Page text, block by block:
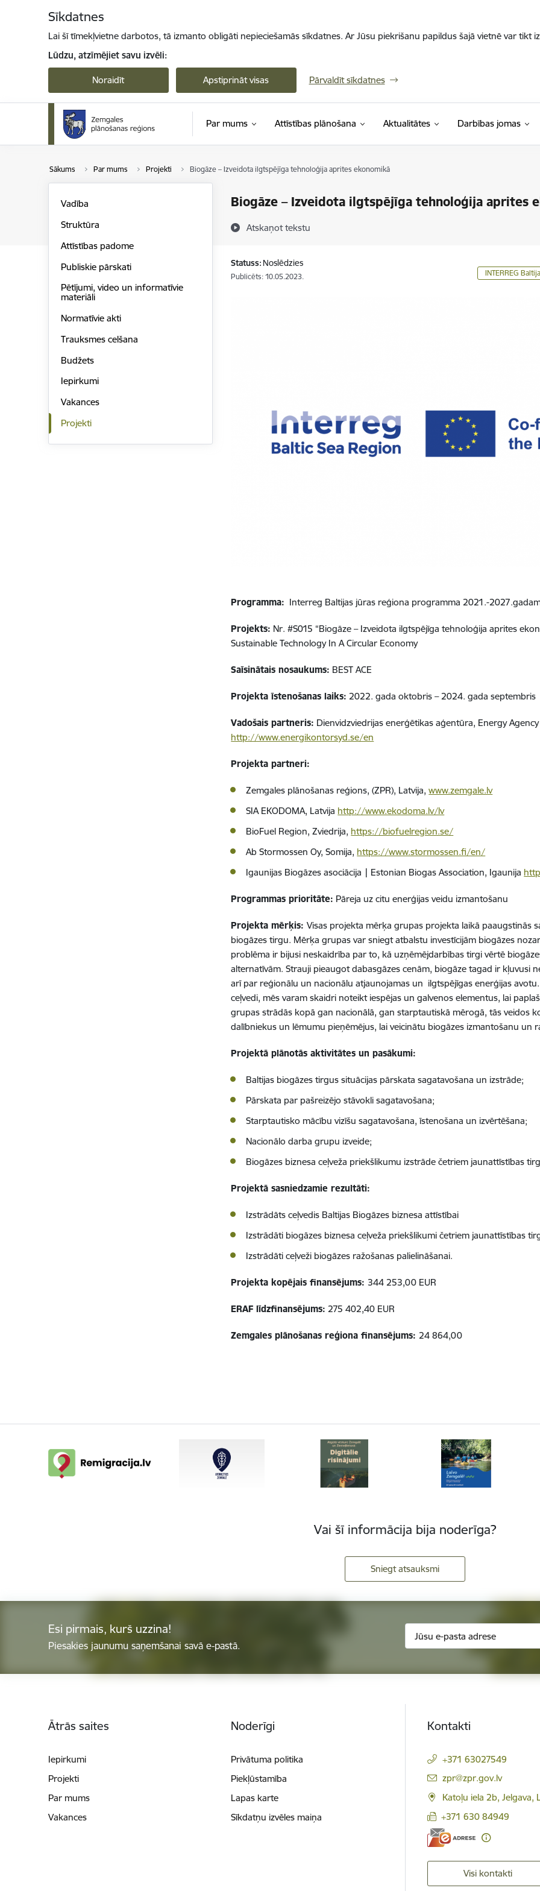
Sīkdatnes
Lai šī tīmekļvietne darbotos, tā izmanto obligāti nepieciešamās sīkdatnes. Ar Jūsu piekrišanu papildus šajā vietnē var tikt
Lūdzu, atzīmējiet savu izvēli:
Noraidīt Apstiprināt visas Pārvaldīt sīkdatnes
Par mums Attīstības plānošana Aktualitātes Darbības jomas
Sākums Par mums Projekti Biogāze – Izveidota ilgtspējīga tehnoloģija aprites ekonomikā
Biogāze – Izveidota ilgtspējīga tehnoloģija aprites
Atskaņot tekstu
Vadība
Struktūra
Attīstības padome
Publiskie pārskati
Pētījumi, video un informatīvie
materiāli
Normatīvie akti
Trauksmes celšana
Budžets
Iepirkumi
Vakances
Projekti
Statuss: Noslēdzies
Publicēts: 10.05.2023. INTERREG
Programma: Interreg Baltijas jūras reģiona programma 2021.-
Projekts: Nr.#S015 “Biogāze – Izveidota ilgtspējīga tehnoloģija aprites
Sustainable Technology In A Circular Economy
Saīsinātais nosaukums: BEST ACE
Projekta īstenošanas laiks: 2022. gada oktobris – 2024. gada septembris
Vadošais partneris: Dienvidzviedrijas enerģētikas aģentūra, Energy
http://www.energikontorsyd.se/en
Projekta partneri:
Zemgales plānošanas reģions, (ZPR), Latvija,www.zemgale.lv
SIA EKODOMA, Latvija http://www.ekodoma.lv/lv
BioFuel Region, Zviedrija, https://biofuelregion.se/
Ab Stormossen Oy, Somija, https://www.stormossen.fi/en/
Igaunijas Biogāzes asociācija | Estonian Biogas Association, Igaunija
Programmas prioritāte: Pāreja uz citu enerģijas veidu izmantošanu
Projekta mērķis:Visas projekta mērķa grupas projekta laikā paaugstinās
biogāzes tirgu. Mērķa grupas var sniegt atbalstu investīcijām biogāzes
problēma ir bijusi neskaidrība par to, kā uzņēmējdarbības tirgi vērtē
alternatīvām. Strauji pieaugot dabasgāzes cenām, biogāze tagad ir kļuvusi
arī par reģionālu un nacionālu atjaunojamas un ilgtspējīgas enerģijas
ceļvedi, mēs varam skaidri noteikt iespējas un galvenos elementus, lai
grupas strādās kopā gan nacionālā, gan starptautiskā mērogā, tās veidos
dalībniekus un lēmumu pieņēmējus, lai veicinātu biogāzes izmantošanu un
Projektā plānotās aktivitātes un pasākumi:
Baltijas biogāzes tirgus situācijas pārskata sagatavošana un izstrāde;
Pārskata par pašreizējo stāvokli sagatavošana;
Starptautisko mācību vizīšu sagatavošana, īstenošana un izvērtēšana;
Nacionālo darba grupu izveide;
Biogāzes biznesa ceļveža priekšlikumu izstrāde četriem jaunattīstības
Projektā sasniedzamie rezultāti:
Izstrādāts ceļvedis Baltijas Biogāzes biznesa attīstībai
Izstrādāti biogāzes biznesa ceļveža priekšlikumi četriem jaunattīstības
Izstrādāti ceļveži biogāzes ražošanas palielināšanai.
Projekta kopējais finansējums:344 253,00 EUR
ERAF līdzfinansējums: 275 402,40 EUR
Zemgales plānošanas reģiona finansējums:24 864,00
Vai šī informācija bija noderīga?
Sniegt atsauksmi
Esi pirmais, kurš uzzina!
Piesakies jaunumu saņemšanai savā e-pastā.
Ātrās saites
Iepirkumi
Projekti
Par mums
Vakances
Noderīgi
Privātuma politika
Piekļūstamība
Lapas karte
Sīkdatņu izvēles maiņa
Kontakti
+371 63027549
E-pasts:
zpr@zpr.gov.lv
Katoļu iela 2b, Jelgava,
+371 630 84949
Visi kontakti